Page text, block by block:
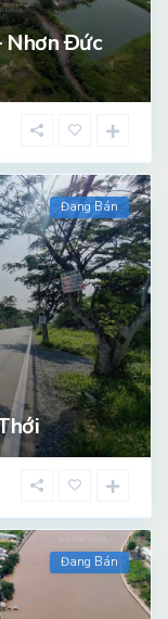
Nhơn Đức
Đang Bán
Đang Bán